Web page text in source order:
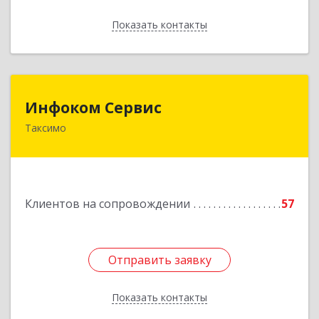
Показать контакты
Назад
Инфоком Сервис
Таксимо
Клиентов на сопровождении 57
Отправить заявку
Показать контакты
671560, Республика Бурятия, Муйский р-н, пгт.
Отправить заявку
Назад